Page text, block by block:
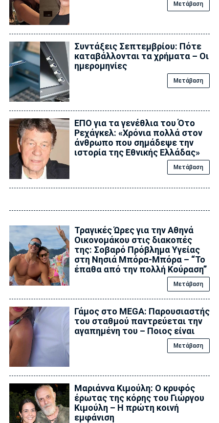
Μετάβαση
Συντάξεις Σεπτεμβρίου: Πότε
καταβάλλονται τα χρήματα – Οι
ημερομηνίες
Μετάβαση
ΕΠΟ για τα γενέθλια του Ότο
Ρεχάγκελ: «Χρόνια πολλά στον
άνθρωπο που σημάδεψε την
ιστορία της Εθνικής Ελλάδας»
Μετάβαση
Τραγικές Ώρες για την Αθηνά
Οικονομάκου στις διακοπές
της: Σοβαρό Πρόβλημα Υγείας
στη Νησιά Μπόρα-Μπόρα – “Το
έπαθα από την πολλή Κούραση”
Μετάβαση
Γάμος στο MEGA: Παρουσιαστής
του σταθμού παντρεύεται την
αγαπημένη του – Ποιος είναι
Μετάβαση
Μαριάννα Κιμούλη: Ο κρυφός
έρωτας της κόρης του Γιώργου
Κιμούλη – Η πρώτη κοινή
εμφάνιση